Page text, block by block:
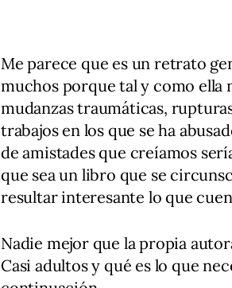
Me parece que es un retrato
muchos porque tal y como ella
mudanzas traumáticas,
trabajos en los que se ha
de amistades que creíamos
que sea un libro que se
resultar interesante lo que
Nadie mejor que la propia
Casi adultos y qué es lo que